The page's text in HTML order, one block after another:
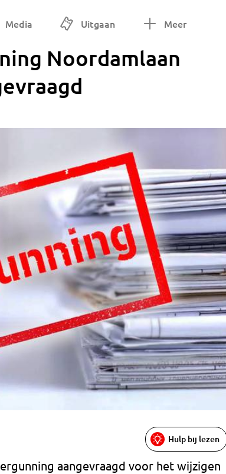
Media Uitgaan Meer
Noordamlaan
Hulp bij lezen
aangevraagd voor het wijzigen